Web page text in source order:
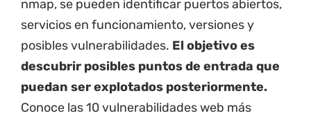
nmap, se pueden identificar puertos abiertos,
servicios en funcionamiento, versiones y
posibles vulnerabilidades. El objetivo es
descubrir posibles puntos de entrada que
puedan ser explotados posteriormente.
Conoce las 10 vulnerabilidades web más